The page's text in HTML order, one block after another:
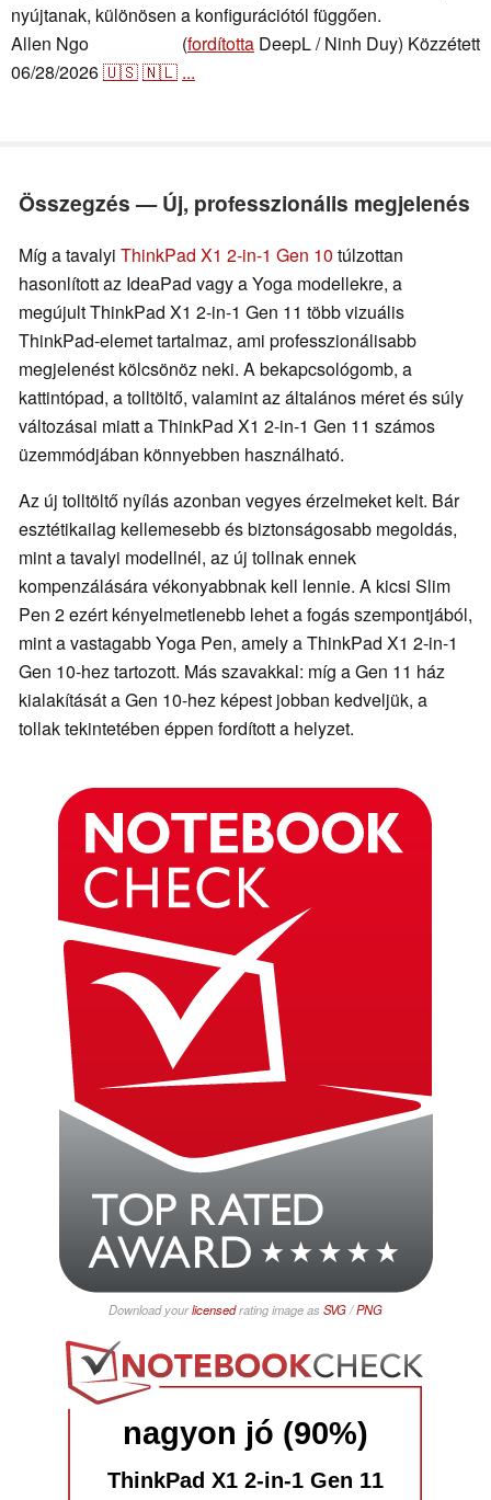
nyújtanak, különösen a konfigurációtól függően.
Allen Ngo
(fordította DeepL / Ninh Duy) Közzétett
06/28/2026🇺🇸🇳🇱 ...
Összegzés — Új, professzionális megjelenés
Míg a tavalyi ThinkPad X1 2-in-1 Gen 10 túlzottan
hasonlított az IdeaPad vagy a Yoga modellekre, a
megújult ThinkPad X1 2-in-1 Gen 11 több vizuális
ThinkPad-elemet tartalmaz, ami professzionálisabb
megjelenést kölcsönöz neki. A bekapcsológomb, a
kattintópad, a tolltöltő, valamint az általános méret és súly
változásai miatt a ThinkPad X1 2-in-1 Gen 11 számos
üzemmódjában könnyebben használható.
Az új tolltöltő nyílás azonban vegyes érzelmeket kelt. Bár
esztétikailag kellemesebb és biztonságosabb megoldás,
mint a tavalyi modellnél, az új tollnak ennek
kompenzálására vékonyabbnak kell lennie. A kicsi Slim
Pen 2 ezért kényelmetlenebb lehet a fogás szempontjából,
mint a vastagabb Yoga Pen, amely a ThinkPad X1 2-in-1
Gen 10-hez tartozott. Más szavakkal: míg a Gen 11 ház
kialakítását a Gen 10-hez képest jobban kedveljük, a
tollak tekintetében éppen fordított a helyzet.
Download yourlicensedrating image as SVG/PNG
nagyon jó (90%)
ThinkPad X1 2-in-1 Gen 11